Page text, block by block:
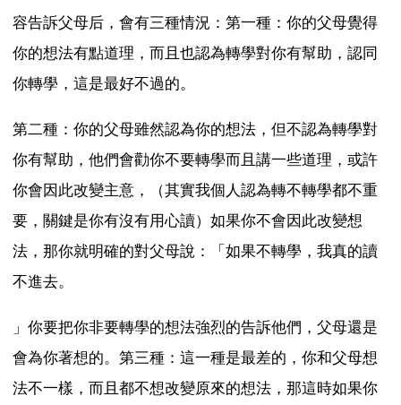
容告訴父母后，會有三種情況：第一種：你的父母覺得
你的想法有點道理，而且也認為轉學對你有幫助，認同
你轉學，這是最好不過的。
第二種：你的父母雖然認為你的想法，但不認為轉學對
你有幫助，他們會勸你不要轉學而且講一些道理，或許
你會因此改變主意，（其實我個人認為轉不轉學都不重
要，關鍵是你有沒有用心讀）如果你不會因此改變想
法，那你就明確的對父母說：「如果不轉學，我真的讀
不進去。
」你要把你非要轉學的想法強烈的告訴他們，父母還是
會為你著想的。第三種：這一種是最差的，你和父母想
法不一樣，而且都不想改變原來的想法，那這時如果你